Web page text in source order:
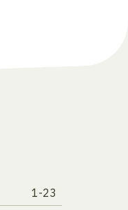
1-23